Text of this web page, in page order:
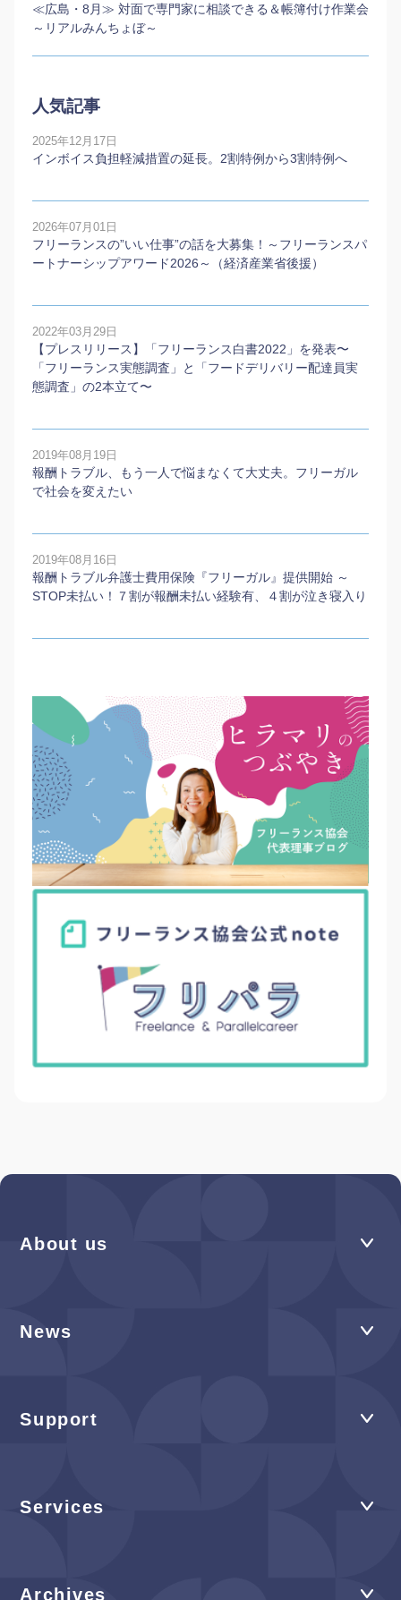
≪広島・8月≫ 対面で専門家に相談できる＆帳簿付け作業会
～リアルみんちょぼ～
人気記事
2025年12月17日
インボイス負担軽減措置の延長。2割特例から3割特例へ
2026年07月01日
フリーランスの”いい仕事”の話を大募集！～フリーランスパ
ートナーシップアワード2026～（経済産業省後援）
2022年03月29日
【プレスリリース】「フリーランス白書2022」を発表〜
「フリーランス実態調査」と「フードデリバリー配達員実
態調査」の2本⽴て〜
2019年08月19日
報酬トラブル、もう一人で悩まなくて大丈夫。フリーガル
で社会を変えたい
2019年08月16日
報酬トラブル弁護士費用保険『フリーガル』提供開始 ～
STOP未払い！７割が報酬未払い経験有、４割が泣き寝入り
About us
News
Support
Services
Archives